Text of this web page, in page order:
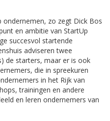
zo zegt Dick Bos
en ambitie van StartUp
succesvol startende
adviseren twee
de starters, maar er is ook
die in spreekuren
in het Rijk van
trainingen en andere
en leren ondernemers van